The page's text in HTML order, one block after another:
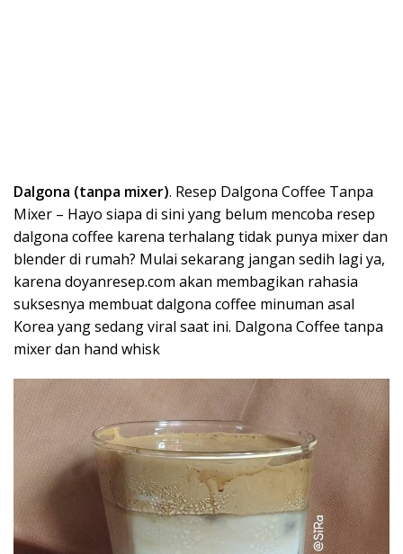
Dalgona (tanpa mixer). Resep Dalgona Coffee Tanpa
Mixer – Hayo siapa di sini yang belum mencoba resep
dalgona coffee karena terhalang tidak punya mixer dan
blender di rumah? Mulai sekarang jangan sedih lagi ya,
karena doyanresep.com akan membagikan rahasia
suksesnya membuat dalgona coffee minuman asal
Korea yang sedang viral saat ini. Dalgona Coffee tanpa
mixer dan hand whisk